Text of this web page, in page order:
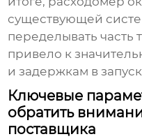
существующей
переделывать часть
привело к
и задержкам в
Ключевые
обратить
поставщика